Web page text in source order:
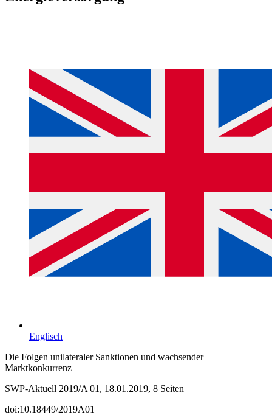
Englisch
Die Folgen unilateraler Sanktionen und wachsender
Marktkonkurrenz
SWP-Aktuell 2019/A 01, 18.01.2019, 8 Seiten
doi:10.18449/2019A01